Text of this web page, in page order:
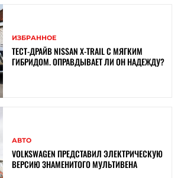
ИЗБРАННОЕ
ТЕСТ-ДРАЙВ NISSAN X-TRAIL С МЯГКИМ
ГИБРИДОМ. ОПРАВДЫВАЕТ ЛИ ОН НАДЕЖДУ?
АВТО
VOLKSWAGEN ПРЕДСТАВИЛ ЭЛЕКТРИЧЕСКУЮ
ВЕРСИЮ ЗНАМЕНИТОГО МУЛЬТИВЕНА